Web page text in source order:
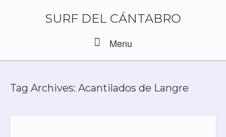
SURF DEL CÁNTABRO
Menu
Tag Archives: Acantilados de Langre